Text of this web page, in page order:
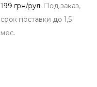
199 грн/рул. Под заказ,
срок поставки до 1,5
мес.